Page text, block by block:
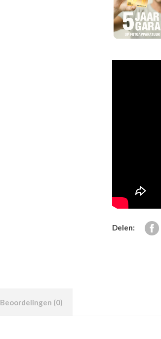
Delen:
Beoordelingen (0)